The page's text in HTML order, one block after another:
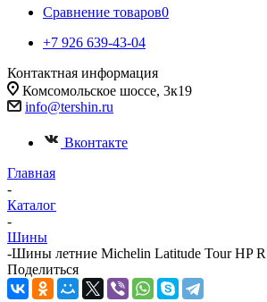
Сравнение товаров0
+7 926 639-43-04
Контактная информация
Комсомольское шоссе, 3к19
info@tershin.ru
Вконтакте
Главная
-
Каталог
-
Шины
-Шины летние Michelin Latitude Tour HP
Поделиться